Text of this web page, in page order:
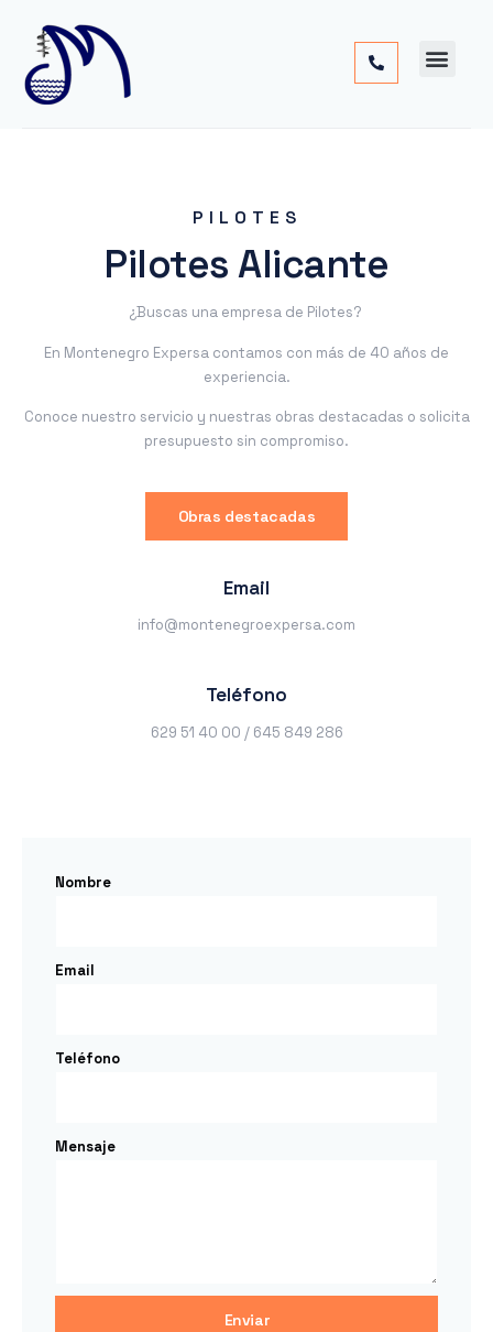
PILOTES
Pilotes Alicante
¿Buscas una empresa de Pilotes?
En Montenegro Expersa contamos con más de 40 años de
experiencia.
Conoce nuestro servicio y nuestras obras destacadas o solicita
presupuesto sin compromiso.
Obras destacadas
Email
info@montenegroexpersa.com
Teléfono
629 51 40 00 / 645 849 286
Nombre
Email
Teléfono
Mensaje
Enviar